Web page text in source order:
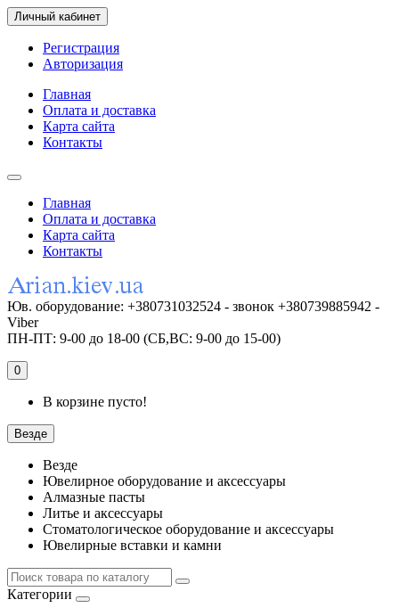
Личный кабинет
Регистрация
Авторизация
Главная
Оплата и доставка
Карта сайта
Контакты
Главная
Оплата и доставка
Карта сайта
Контакты
Юв. оборудование: +380731032524 - звонок +380739885942 -
Viber
ПН-ПТ: 9-00 до 18-00 (СБ,ВС: 9-00 до 15-00)
0
В корзине пусто!
Везде
Везде
Ювелирное оборудование и аксессуары
Алмазные пасты
Литье и аксессуары
Стоматологическое оборудование и аксессуары
Ювелирные вставки и камни
Категории